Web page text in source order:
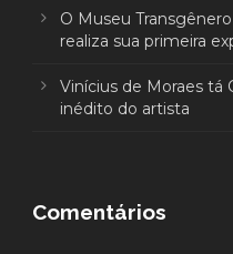
O Museu
realiza sua primeira
Vinícius de Moraes tá
inédito do artista
Comentários